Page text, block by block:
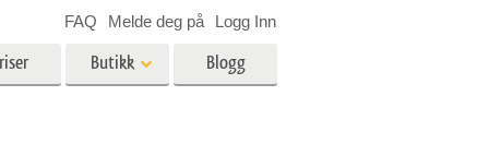
Butikk Blogg
FAQ Melde deg på Logg Inn